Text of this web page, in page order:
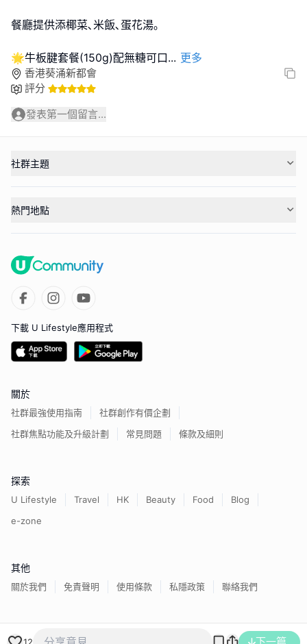
餐廳提供添椰菜､米飯､蛋花湯｡
🌟牛板腱套餐(150g)配無糖可口... 更多
香港葵涌新都會
評分
發表第一個留言...
12
社群主題
熱門地點
下載 U Lifestyle應用程式
關於
社群最強使用指南
社群創作有價企劃
社群焦點功能及升級計劃
常見問題 條款及細則
探索
U Lifestyle Travel HK Beauty Food
Blog
e-zone
其他
關於我們 免責聲明 使用條款 私隱政策 聯絡我們
香港經濟日報版權所有©